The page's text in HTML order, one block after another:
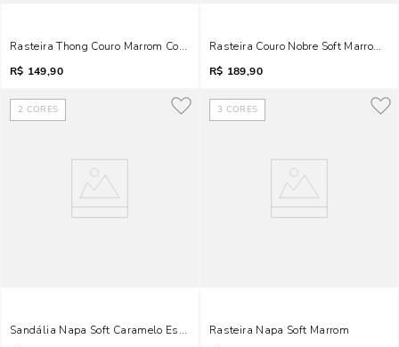
Rasteira Thong Couro Marrom Cocoa
R$ 149,90
Rasteira Couro Nobre Soft Marrom
R$ 189,90
2 CORES
Sandália Napa Soft Caramelo Escuro Salto Bloco
3 CORES
Rasteira Napa Soft Marrom